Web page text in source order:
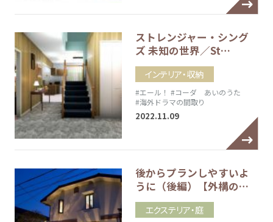
ストレンジャー・シング
ズ 未知の世界／St…
インテリア・収納
#エール！ #コーダ あいのうた
#海外ドラマの間取り
2022.11.09
後からプランしやすいよ
うに（後編）【外構の…
エクステリア・庭